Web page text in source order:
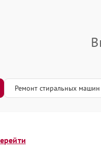
Ремонт стиральных